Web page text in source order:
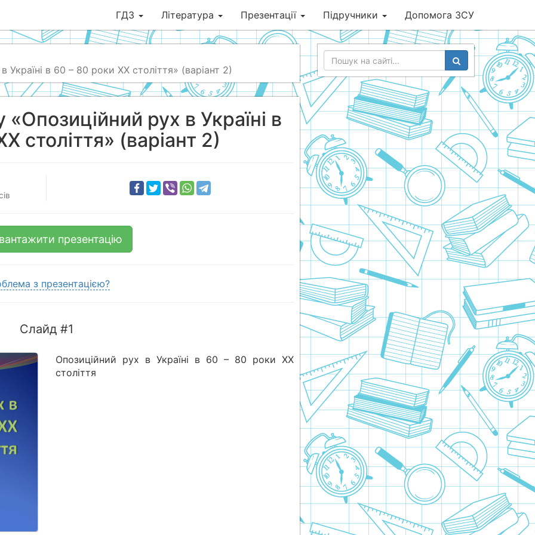
ГДЗ Література Презентації Підручники Допомога ЗСУ
в 60 – 80 роки ХХ століття» (варіант 2)
рух в Україні в
століття» (варіант 2)
презентацію
з презентацією?
Слайд #1
Опозиційний рух в Україні в 60 – 80 роки ХХ
століття